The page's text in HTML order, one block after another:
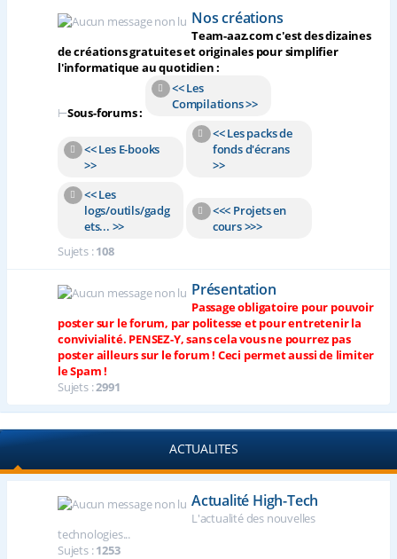
Nos créations
Team-aaz.com c'est des dizaines
de créations gratuites et originales pour simplifier
l'informatique au quotidien :
⊢Sous-forums :
<< Les
Compilations >>
<< Les E-books
>>
<< Les packs de
fonds d'écrans
>>
<< Les
logs/outils/gadg
ets... >>
<<< Projets en
cours >>>
Sujets :108
Présentation
Passage obligatoire pour pouvoir
poster sur le forum, par politesse et pour entretenir la
convivialité. PENSEZ-Y, sans cela vous ne pourrez pas
poster ailleurs sur le forum ! Ceci permet aussi de limiter
le Spam !
Sujets :2991
ACTUALITES
Actualité High-Tech
L'actualité des nouvelles
technologies...
Sujets :1253